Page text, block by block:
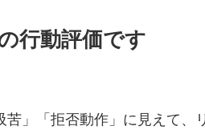
行動評価です
」「拒否動作」に見えて